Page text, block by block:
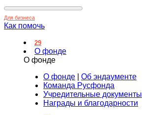
Для бизнеса
Как помочь
29
О фонде
О фонде
О фонде
Об эндаументе
Команда Русфонда
Учредительные документы
Награды и благодарности